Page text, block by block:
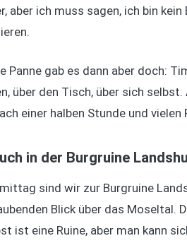
aber ich muss sagen, ich bin
Panne gab es dann aber doch:
über den Tisch, über sich
einer halben Stunde und
in der Burgruine
sind wir zur Burgruine
Blick über das Moseltal.
ist eine Ruine, aber man kann